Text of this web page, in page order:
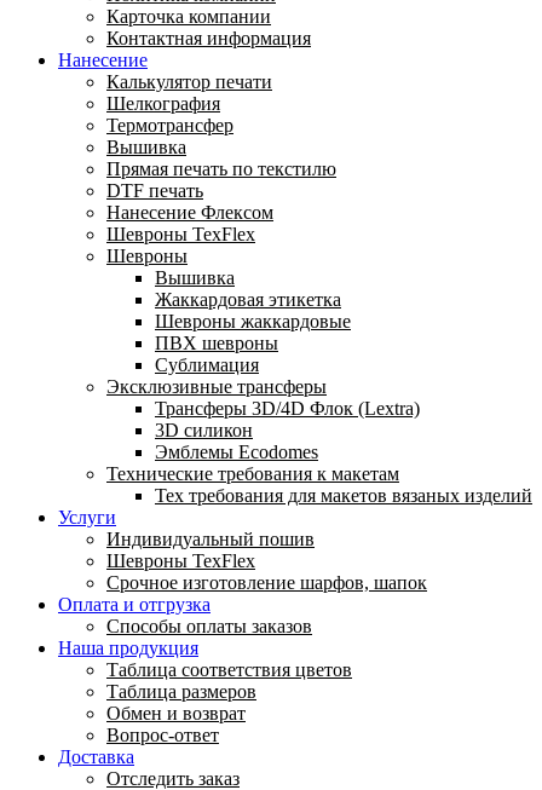
Карточка компании
Контактная информация
Нанесение
Калькулятор печати
Шелкография
Термотрансфер
Вышивка
Прямая печать по текстилю
DTF печать
Нанесение Флексом
Шевроны TexFlex
Шевроны
Вышивка
Жаккардовая этикетка
Шевроны жаккардовые
ПВХ шевроны
Сублимация
Эксклюзивные трансферы
Трансферы 3D/4D Флок (Lextra)
3D силикон
Эмблемы Ecodomes
Технические требования к макетам
Тех требования для макетов вязаных изделий
Услуги
Индивидуальный пошив
Шевроны TexFlex
Срочное изготовление шарфов, шапок
Оплата и отгрузка
Способы оплаты заказов
Наша продукция
Таблица соответствия цветов
Таблица размеров
Обмен и возврат
Вопрос-ответ
Доставка
Отследить заказ